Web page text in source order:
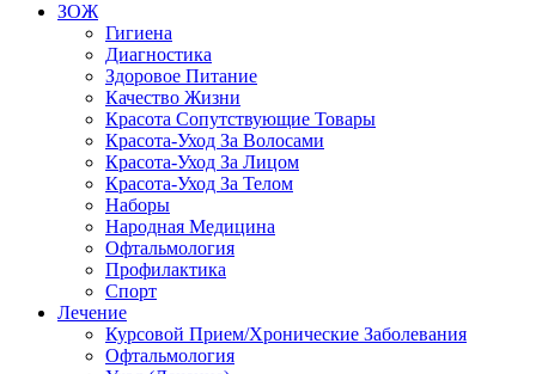
ЗОЖ
Гигиена
Диагностика
Здоровое Питание
Качество Жизни
Красота Сопутствующие Товары
Красота-Уход За Волосами
Красота-Уход За Лицом
Красота-Уход За Телом
Наборы
Народная Медицина
Офтальмология
Профилактика
Спорт
Лечение
Курсовой Прием/Хронические Заболевания
Офтальмология